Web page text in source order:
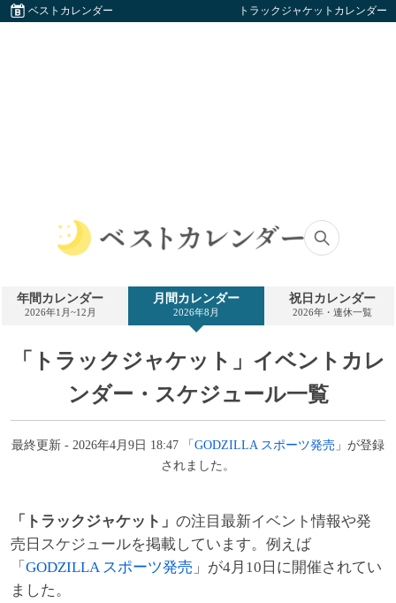
ベストカレンダー トラックジャケットカレンダー
ト
カ
ダ
ー
年間カレンダー
2026年1月~12月
月間カレンダー
2026年8月
祝日カレンダー
2026年・連休一覧
「トラックジャケット」イベントカレ
ンダー・スケジュール一覧
最終更新 - 2026年4月9日 18:47 「GODZILLA スポーツ発売 」が登録
されました。
「トラックジャケット」 の注目最新イベント情報や発
売日スケジュールを掲載しています。例えば
「 GODZILLA スポーツ発売 」が4月10日に開催されてい
ました。